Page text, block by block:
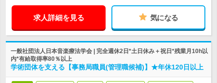
求人詳細を見る 気になる
一般社団法人日本音楽療法学会 | 完全週休2日*土日休み＋祝日*残業月10h以
内*有給取得率80％以上
学術団体を支える【事務局職員(管理職候補)】★年休120日以上